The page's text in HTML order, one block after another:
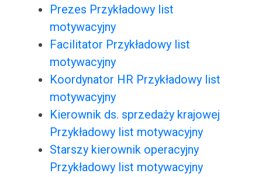
Prezes Przykładowy list
motywacyjny
Facilitator Przykładowy list
motywacyjny
Koordynator HR Przykładowy list
motywacyjny
Kierownik ds. sprzedaży krajowej
Przykładowy list motywacyjny
Starszy kierownik operacyjny
Przykładowy list motywacyjny